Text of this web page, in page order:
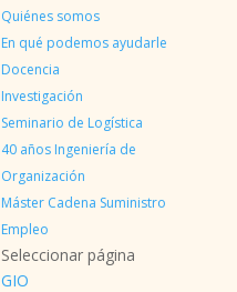
Quiénes somos
En qué podemos ayudarle
Docencia
Investigación
Seminario de Logística
40 años Ingeniería de
Organización
Máster Cadena Suministro
Empleo
Seleccionar página
GIO